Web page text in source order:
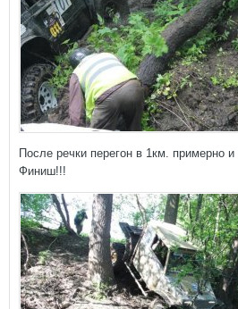
После речки перегон в 1км. примерно и
Финиш!!!